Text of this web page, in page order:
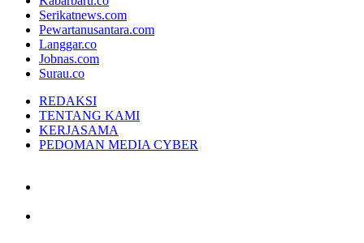
Serikatnews.com
Pewartanusantara.com
Langgar.co
Jobnas.com
Surau.co
REDAKSI
TENTANG KAMI
KERJASAMA
PEDOMAN MEDIA CYBER